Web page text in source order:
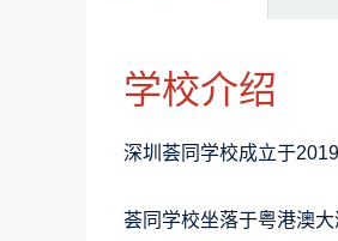
学校介绍
深圳荟同学校成立于
荟同学校坐落于粤港澳